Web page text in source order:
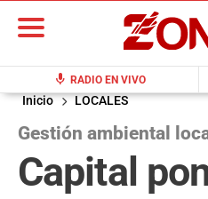
mic RADIO EN VIVO
Inicio LOCALES
Gestión ambiental
Capital